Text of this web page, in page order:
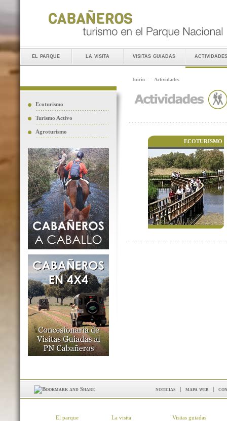
el parque la visita visitas guiadas actividades
Ecoturismo
Turismo Activo
Agroturismo
Inicio :: Actividades
ECOTURISMO
noticias | mapa web |
El parque La visita Visitas guiadas